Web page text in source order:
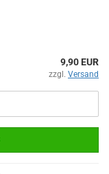
9,90 EUR
zzgl. Versand